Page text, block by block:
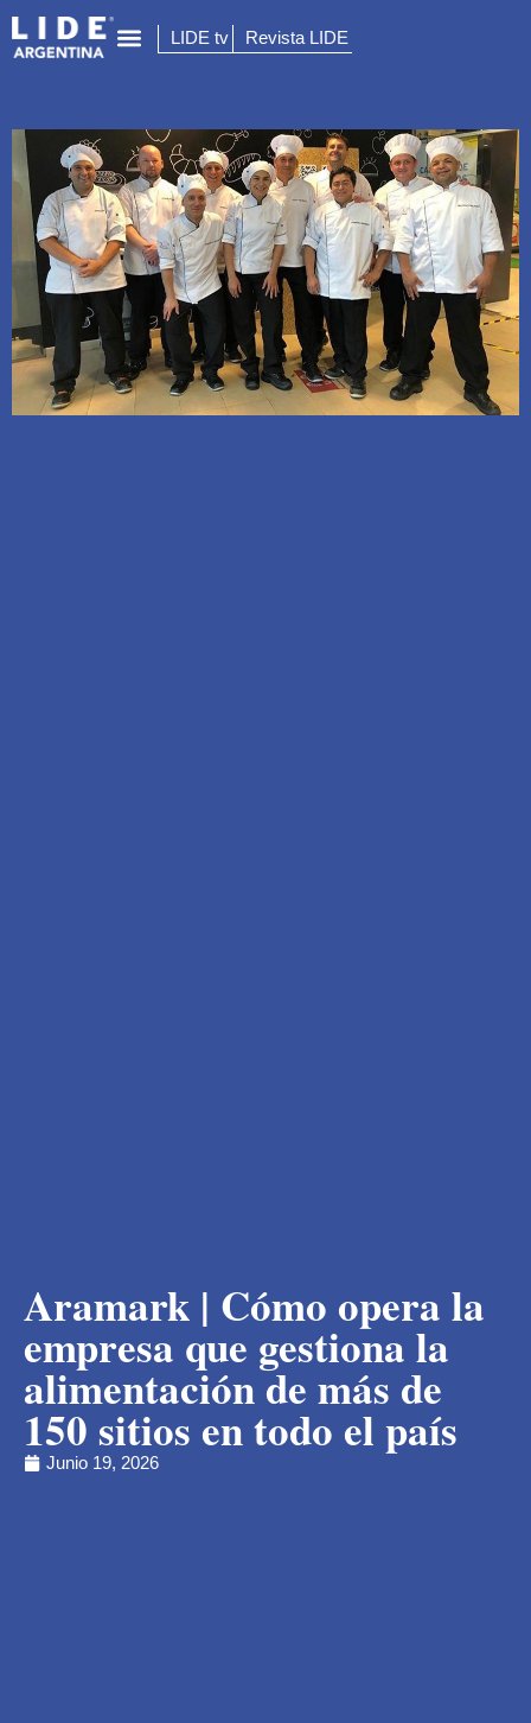
LIDE tv Revista LIDE
Aramark | Cómo opera la
empresa que gestiona la
alimentación de más de
150 sitios en todo el país
Junio 19, 2026